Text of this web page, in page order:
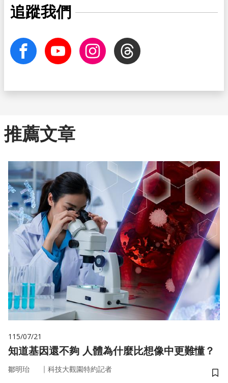
追蹤我們
facebook Youtube InstagramThreads
推薦文章
115/07/21
知道基因還不夠 人體為什麼比想像中更難懂？
鄒明珆 ｜ 科技大觀園特約記者
儲